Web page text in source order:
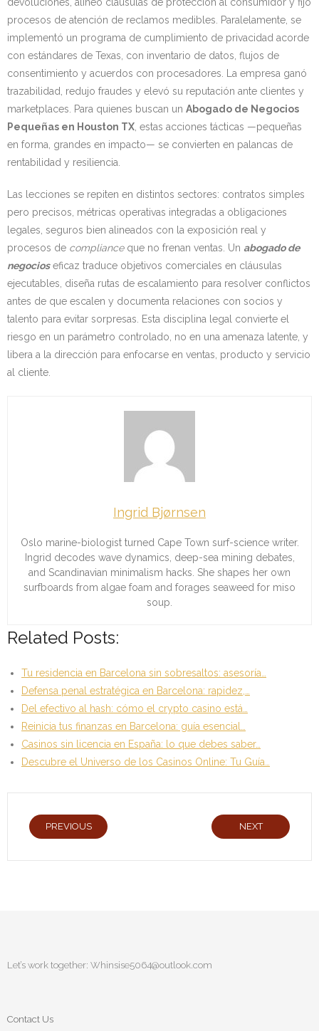
procesos de atención de reclamos medibles. Paralelamente, se
implementó un programa de cumplimiento de privacidad acorde
con estándares de Texas, con inventario de datos, flujos de
consentimiento y acuerdos con procesadores. La empresa ganó
trazabilidad, redujo fraudes y elevó su reputación ante clientes y
marketplaces. Para quienes buscan un Abogado de Negocios
Pequeñas en Houston TX , estas acciones tácticas —pequeñas
en forma, grandes en impacto— se convierten en palancas de
rentabilidad y resiliencia.
Las lecciones se repiten en distintos sectores: contratos simples
pero precisos, métricas operativas integradas a obligaciones
legales, seguros bien alineados con la exposición real y
procesos de complianceque no frenan ventas. Un abogado de
negocioseficaz traduce objetivos comerciales en cláusulas
ejecutables, diseña rutas de escalamiento para resolver conflictos
antes de que escalen y documenta relaciones con socios y
talento para evitar sorpresas. Esta disciplina legal convierte el
riesgo en un parámetro controlado, no en una amenaza latente, y
libera a la dirección para enfocarse en ventas, producto y servicio
al cliente.
Ingrid Bjørnsen
Oslo marine-biologist turned Cape Town surf-science writer.
Ingrid decodes wave dynamics, deep-sea mining debates,
and Scandinavian minimalism hacks. She shapes her own
surfboards from algae foam and forages seaweed for miso
soup.
Related Posts:
Tu residencia en Barcelona sin sobresaltos: asesoría…
Defensa penal estratégica en Barcelona: rapidez,…
Del efectivo al hash: cómo el crypto casino está…
Reinicia tus finanzas en Barcelona: guía esencial…
Casinos sin licencia en España: lo que debes saber…
Descubre el Universo de los Casinos Online: Tu Guía…
PREVIOUS NEXT
Let’s work together: Whinsise5064@outlook.com
Contact Us